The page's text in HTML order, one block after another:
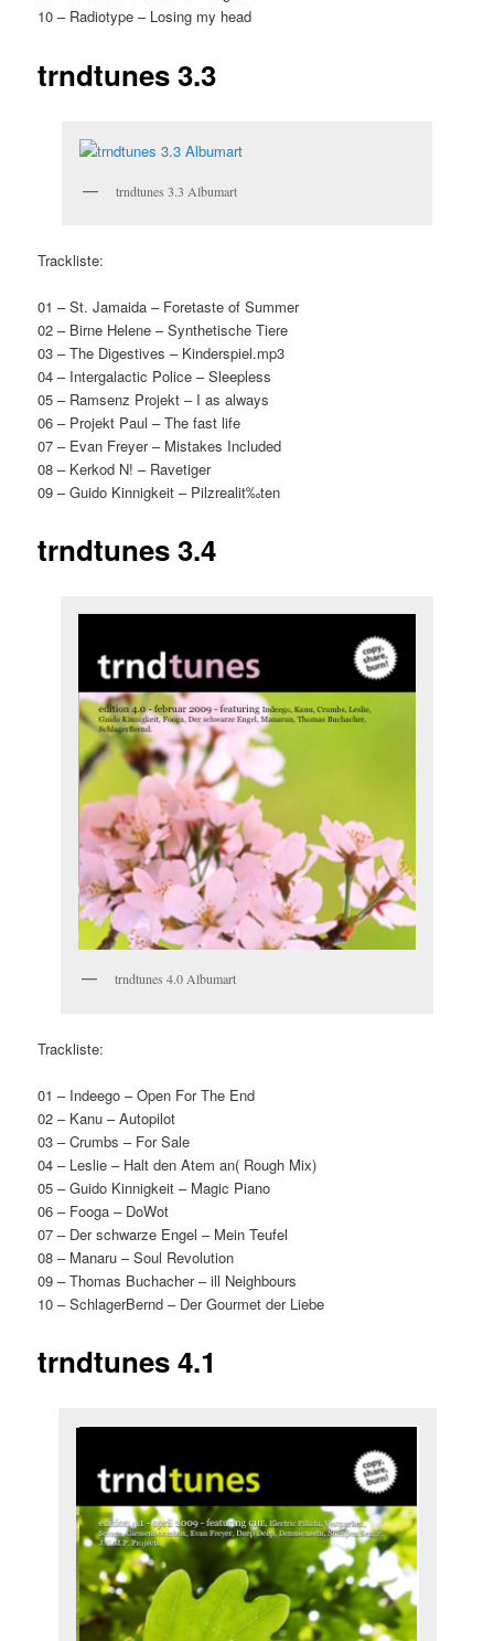
10 – Radiotype – Losing my head
trndtunes 3.3
trndtunes 3.3 Albumart
Trackliste:
01 – St. Jamaida – Foretaste of Summer
02 – Birne Helene – Synthetische Tiere
03 – The Digestives – Kinderspiel.mp3
04 – Intergalactic Police – Sleepless
05 – Ramsenz Projekt – I as always
06 – Projekt Paul – The fast life
07 – Evan Freyer – Mistakes Included
08 – Kerkod N! – Ravetiger
09 – Guido Kinnigkeit – Pilzrealit‰ten
trndtunes 3.4
trndtunes 4.0 Albumart
Trackliste:
01 – Indeego – Open For The End
02 – Kanu – Autopilot
03 – Crumbs – For Sale
04 – Leslie – Halt den Atem an( Rough Mix)
05 – Guido Kinnigkeit – Magic Piano
06 – Fooga – DoWot
07 – Der schwarze Engel – Mein Teufel
08 – Manaru – Soul Revolution
09 – Thomas Buchacher – ill Neighbours
10 – SchlagerBernd – Der Gourmet der Liebe
trndtunes 4.1